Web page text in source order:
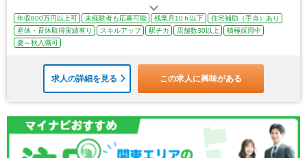
年収800万円以上可 未経験者も応募可能 残業月10ｈ以下
住宅補助（手当）あり
産休・育休取得実績有り
スキルアップ 駅チカ 店舗数30以上
積極採用中
夏～秋入職可
求人の詳細を見る この求人に興味がある